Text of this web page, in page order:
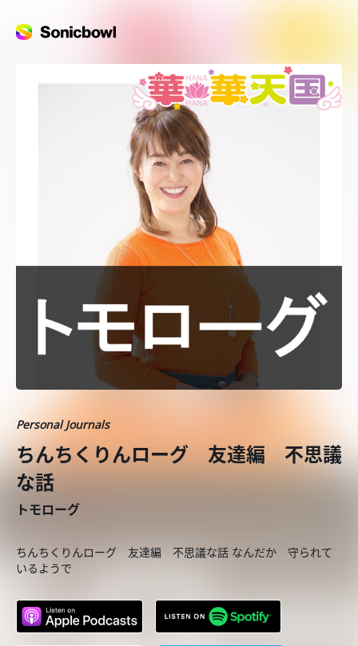
Personal Journals
ちんちくりんローグ 友達編 不思議
な話
トモローグ
ちんちくりんローグ 友達編 不思議な話 なんだか 守られて
いるようで